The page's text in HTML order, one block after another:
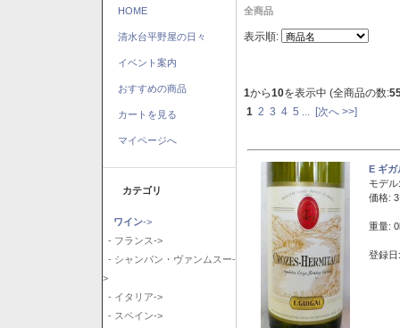
HOME
清水台平野屋の日々
イベント案内
おすすめの商品
カートを見る
マイページへ
カテゴリ
ワイン->
- フランス->
- シャンパン・ヴァンムスー-
>
- イタリア->
- スペイン->
全商品
表示順:
1から10を表示中 (全商品の数:
1 2 3 4 5 [次へ >>]
E ギ
モデル:
価格:
重量:
登録